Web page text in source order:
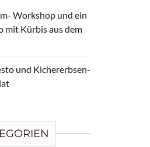
Workshop und ein
mit Kürbis aus dem
und Kichererbsen-